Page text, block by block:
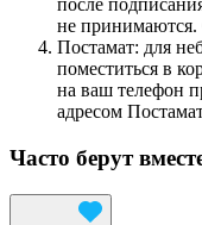
после
не принимаются.
Постамат: для
поместиться в
на ваш телефон
адресом
Часто берут